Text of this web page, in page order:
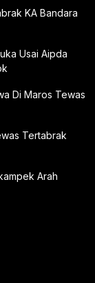
KA Bandara
Usai Aipda
Di Maros Tewas
Tertabrak
Arah